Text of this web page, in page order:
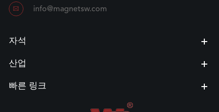
 info@magnetsw.com
자석
산업
빠른 링크